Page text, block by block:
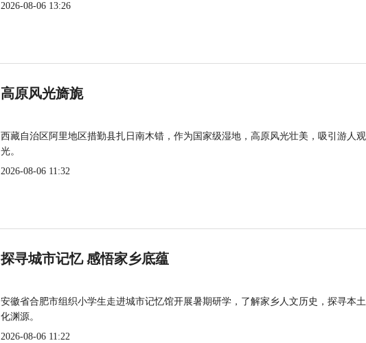
2026-08-06 13:26
高原风光旖旎
西藏自治区阿里地区措勤县扎日南木错，作为国家级湿地，高原风光壮美，吸引游人观
光。
2026-08-06 11:32
探寻城市记忆 感悟家乡底蕴
安徽省合肥市组织小学生走进城市记忆馆开展暑期研学，了解家乡人文历史，探寻本
化渊源。
2026-08-06 11:22